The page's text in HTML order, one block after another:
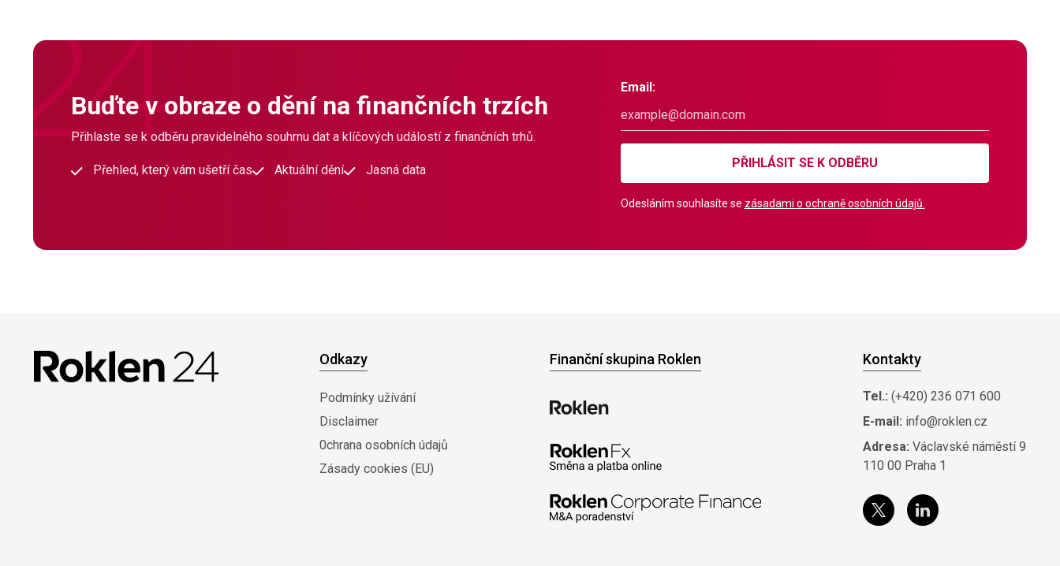
Buďte v obraze o dění na finančních trzích
Přihlaste se k odběru pravidelného souhrnu dat a klíčových událostí z finančních trhů.
Přehled, který vám ušetří čas Aktuální dění Jasná data
Email:
PŘIHLÁSIT SE K ODBĚRU
Odesláním souhlasíte se zásadami o ochraně osobních údajů.
Odkazy
Podmínky užívání
Disclaimer
0chrana osobních údajů
Zásady cookies (EU)
Finanční skupina Roklen Kontakty
Tel.: (+420) 236 071 600
E-mail: info@roklen.cz
Adresa: Václavské náměstí 9
110 00 Praha 1